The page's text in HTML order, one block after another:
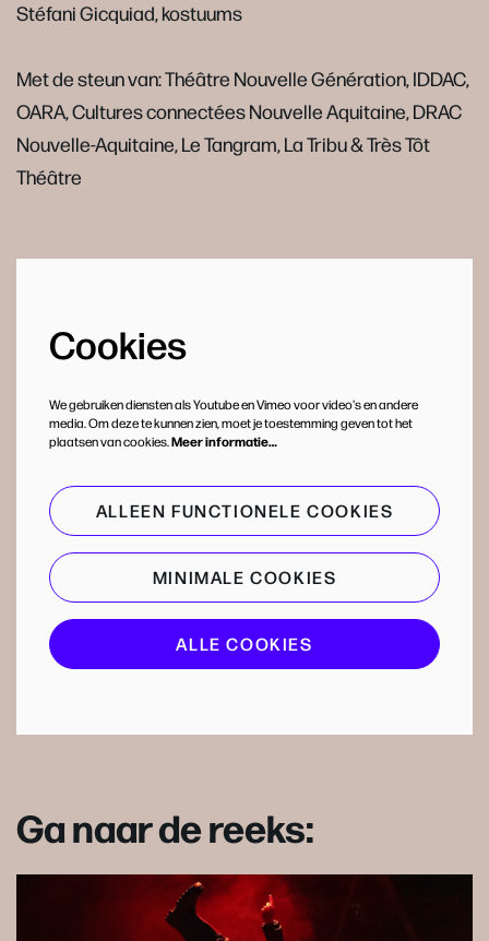
Stéfani Gicquiad, kostuums
Met de steun van: Théâtre Nouvelle Génération, IDDAC,
OARA, Cultures connectées Nouvelle Aquitaine, DRAC
Nouvelle-Aquitaine, Le Tangram, La Tribu & Très Tôt
Théâtre
Cookies
We gebruiken diensten als Youtube en Vimeo voor video's en andere
media. Om deze te kunnen zien, moet je toestemming geven tot het
plaatsen van cookies.Meer informatie…
ALLEEN FUNCTIONELE COOKIES
MINIMALE COOKIES
ALLE COOKIES
Ga naar de reeks: